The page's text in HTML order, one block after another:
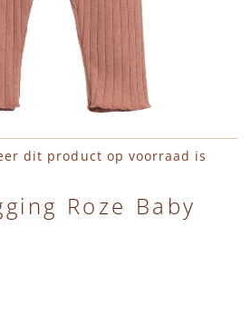
de afbeeldingen-gallerij
dit product op voorraad is
Roze Baby